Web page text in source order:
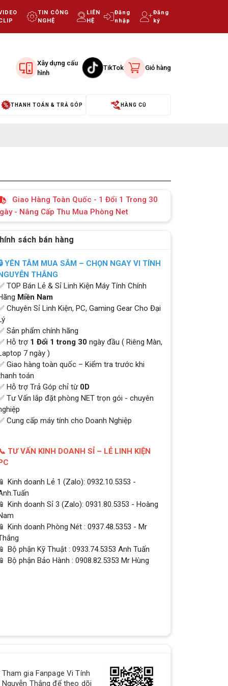
TIN CÔNG
NGHỆ
LIÊN
HỆ
Đăng
nhập
Đăng
ký
Xây dựng cấu
hình
TikTok Giỏ hàng
THANH TOÁN & TRẢ GÓP HÀNG CŨ
Giao Hàng Toàn Quốc - 1 Đổi 1 Trong 30
- Nâng Cấp Thu Mua Phòng Net
sách bán hàng
YÊN TÂM MUA SẮM – CHỌN NGAY VI TÍNH
THẮNG
TOP Bán Lẻ & Sỉ Linh Kiện Máy Tính Chính
Miền Nam
Chuyên Sỉ Linh Kiện, PC, Gaming Gear Cho Đại
Sản phẩm chính hãng
Hỗ trợ 1 Đổi 1 trong 30 ngày đầu ( Riêng Màn,
7 ngày )
Giao hàng toàn quốc – Kiểm tra trước khi
toán
Hỗ trợ Trả Góp chỉ từ 0D
Tư Vấn lắp đặt phòng NET trọn gói - chuyên
Cung cấp máy tính cho Doanh Nghiệp
TƯ VẤN KINH DOANH SỈ – LẺ LINH KIỆN
📱 Kinh doanh Lẻ 1 (Zalo): 0932.10.5353 -
📱 Kinh doanh Sỉ 3 (Zalo): 0931.80.5353 - Hoàng
📱 Kinh doanh Phòng Nét : 0937.48.5353 - Mr
📱 Bộ phận Kỹ Thuật : 0933.74.5353 Anh Tuấn
📱 Bộ phận Bảo Hành : 0908.82.5353 Mr Hùng
Tham gia Fanpage Vi Tính
Nguyễn Thắng để theo dõi
QUÀ TẶNG TƯNG BỪNG -
Build PC - Powered By MSI
RTX 3060 vs RTX 2060 // Test
4080: Thiết kế mới cùng bước
Colorful trình làng card đồ họa
Top 18 tựa game PC huyền
thoại gắn liền với tuổi thơ của